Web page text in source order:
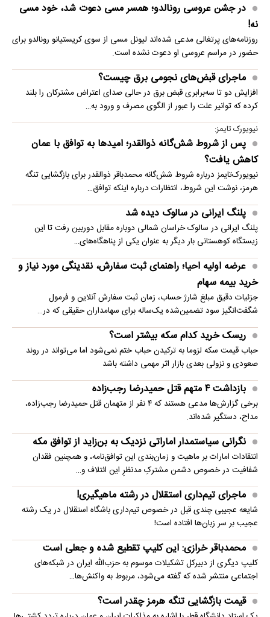
در جشن عروسی رونالدو؛ همسر مسی دعوت شد، خود مسی
نه!
روزنامه‌های پرتغالی مدعی شده‌اند لیونل مسی از سوی کریستیانو رونالدو برای
حضور در مراسم عروسی او دعوت نشده است.
ماجرای قبض‌های نجومی برق چیست؟
افزایش دو تا سه‌برابری قبض برق در حالی صدای اعتراض مشترکان را بلند
کرده که توانیر علت را عبور از الگوی مصرف و ورود به…
نیویورک تایمز:
پس از شروط شش‌گانه ذوالقدر؛ امیدها به توافق با عمان
کاهش یافت؟
نیویورک‌تایمز درباره شروط شش‌گانه محمدباقر ذوالقدر برای بازگشایی تنگه
هرمز، نوشت این شروط، انتظارات درباره اینکه توافق…
پلنگ ایرانی در سالوک دیده شد
پلنگ ایرانی در سالوک خراسان شمالی دوباره مقابل دوربین رفت تا این
زیستگاه کوهستانی بار دیگر به عنوان یکی از پناهگاه‌های…
عرضه اولیه احیا؛ راهنمای ثبت سفارش، نقدینگی مورد نیاز و
خرید بیمه سهام
جزئیات دقیق مبلغ شارژ حساب، زمان ثبت سفارش آنلاین و فرمول
شگفت‌انگیز سود تضمین‌شده یک‌ساله برای سهامداران حقیقی که در…
ریسک خرید کدام سکه بیشتر است؟
حباب قیمت سکه لزوما به ترکیدن حباب ختم نمی‌شود اما می‌تواند در روند
صعودی و نزولی بعدی بازار اثر مهمی داشته باشد
بازداشت ۴ متهم قتل حمیدرضا رجب‌زاده
برخی گزارش‌ها مدعی هستند که ۴ نفر از متهمان قتل حمیدرضا رجب‌زاده،
مداح، دستگیر شده‌اند.
نگرانی سیاستمدار اماراتی نزدیک به بن‌زاید از توافق مکه
انتقادات امارات بر ماهیت و زمان‌بندی این توافق‌نامه، و همچنین فقدان
شفافیت در خصوص دشمن مشترکِ مدنظرِ این ائتلاف و…
ماجرای تیم‌داری استقلال در رشته ماهیگیری!
شایعه عجیبی چندی قبل در خصوص تیم‌داری باشگاه استقلال در یک رشته
عجیب بر سر زبان‌ها افتاده است!
محمدباقر خرازی: این کلیپ تقطیع شده و جعلی است
کلیپ دیگری از دبیرکل تشکیلات موسوم به حزب‌الله ایران در شبکه‌های
اجتماعی منتشر شده که گفته می‌شود، مربوط به واکنش‌ها…
قیمت بازگشایی تنگه هرمز چقدر است؟